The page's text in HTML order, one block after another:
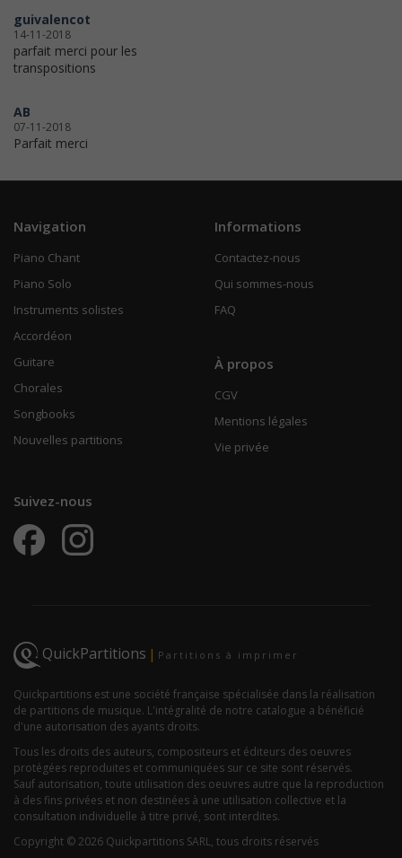
guivalencot
14-11-2018
parfait merci pour les
transpositions
AB
07-11-2018
Parfait merci
Navigation
Piano Chant
Piano Solo
Instruments solistes
Accordéon
Guitare
Chorales
Songbooks
Nouvelles partitions
Informations
Contactez-nous
Qui sommes-nous
FAQ
À propos
CGV
Mentions légales
Vie privée
Suivez-nous
QuickPartitions | Partitions à imprimer
Quickpartitions est une société française spécialisée dans la réalisation
de partitions de musique. L'intégralité de notre catalogue a bénéficié
d'une autorisation des ayants droits.
Tous les droits des auteurs, compositeurs et éditeurs des oeuvres
protégées reproduites et communiquées sur ce site sont réservés.
Sauf autorisation, toute utilisation des oeuvres autre que la reproduction
à des fins privées et non destinées à une utilisation collective et la
consultation individuelle à titre privé, sont interdites.
Copyright © 2026 Quickpartitions SARL, tous droits réservés